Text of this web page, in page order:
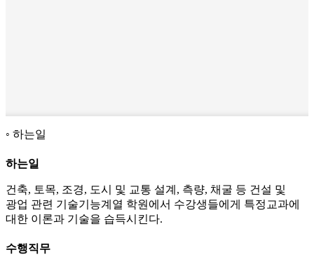
하는일
하는일
건축, 토목, 조경, 도시 및 교통 설계, 측량, 채굴 등 건설 및
광업 관련 기술기능계열 학원에서 수강생들에게 특정교과에
대한 이론과 기술을 습득시킨다.
수행직무